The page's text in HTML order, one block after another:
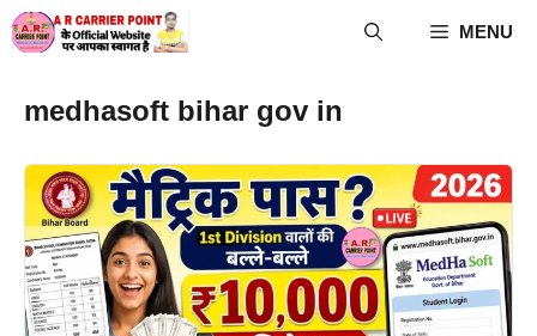
Skip
to
MENU
medhasoft bihar gov in